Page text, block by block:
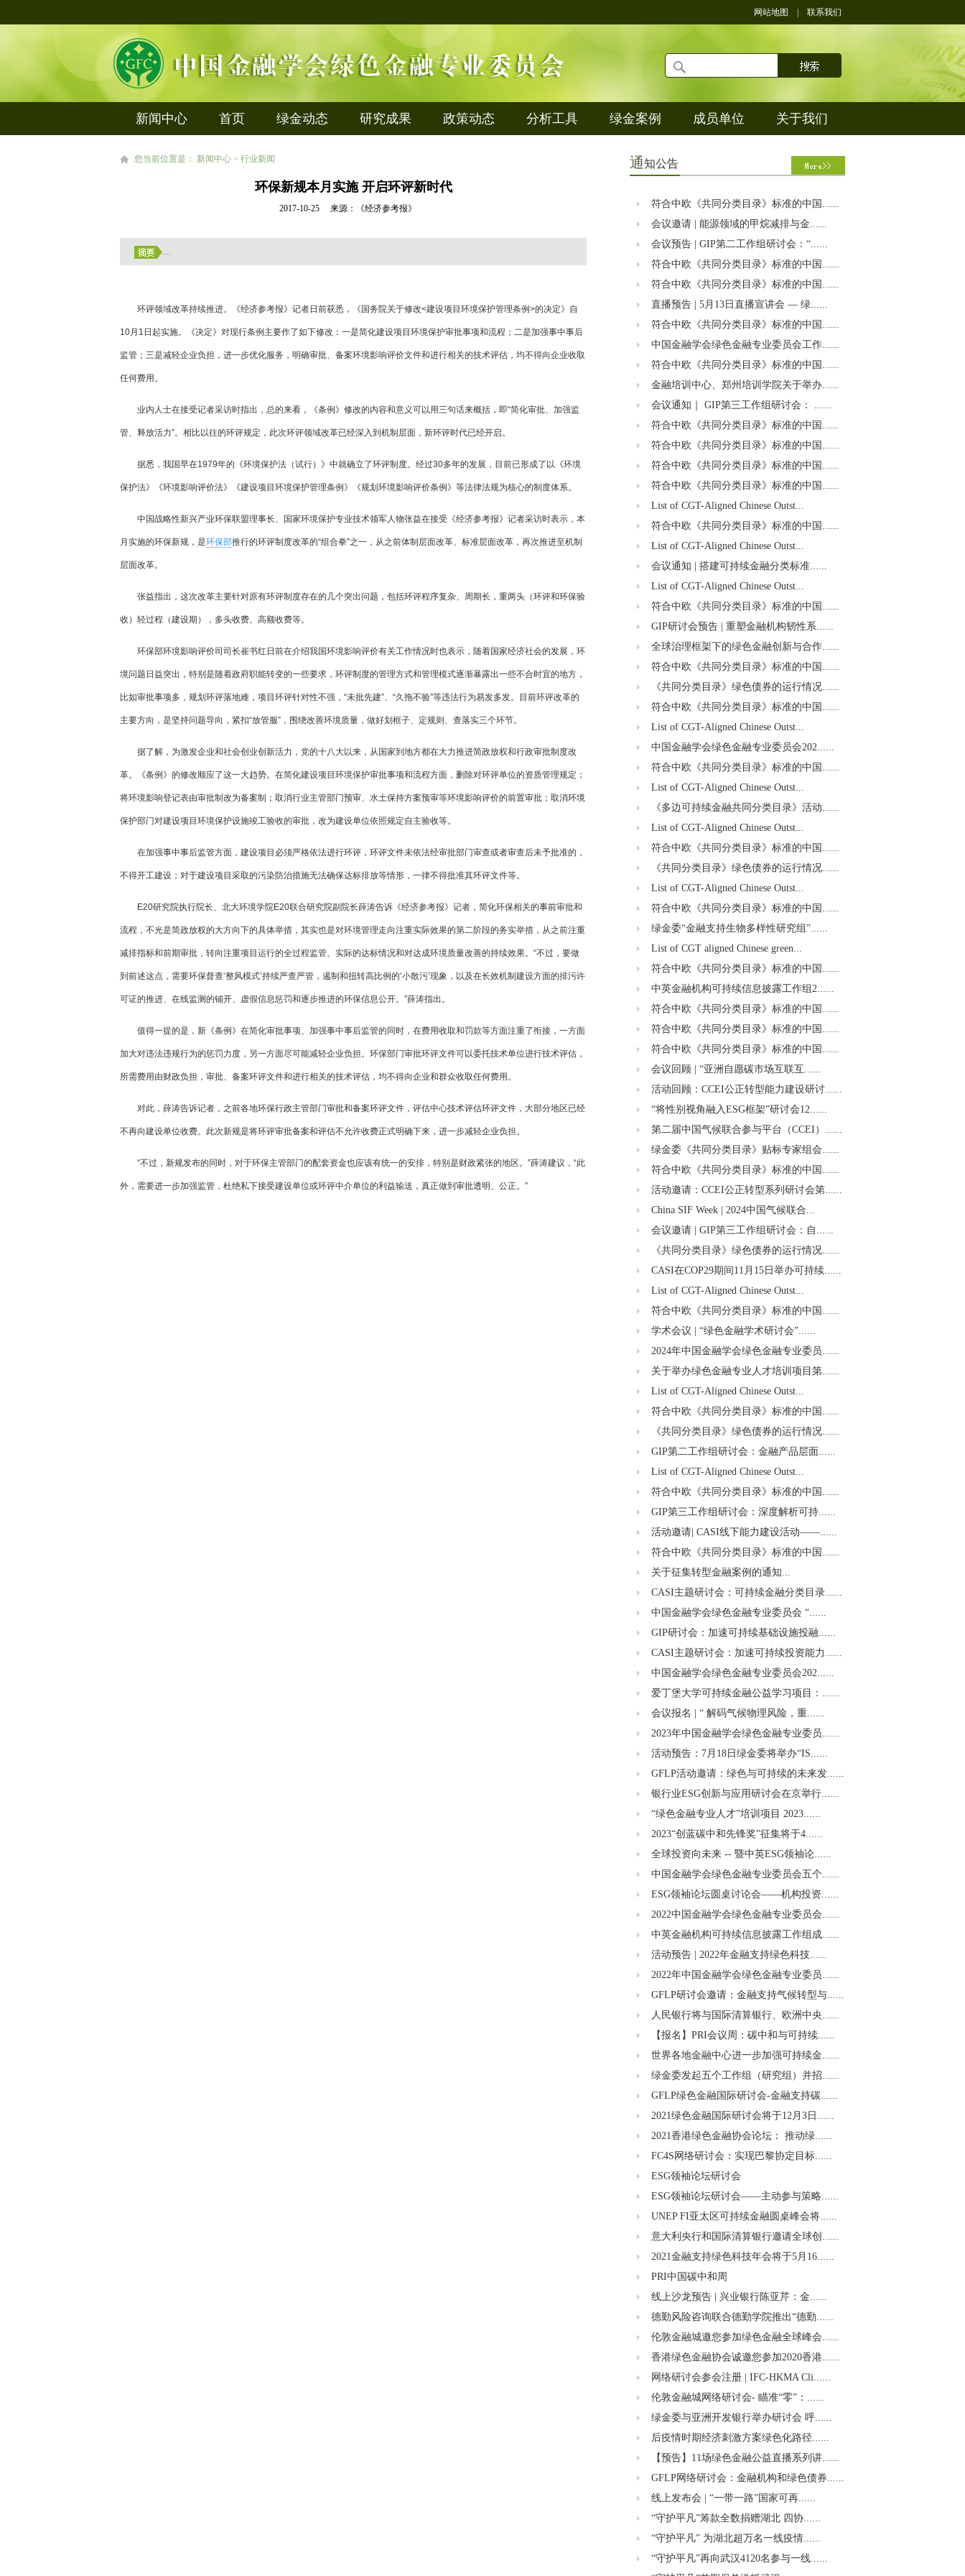
网站地图 联系我们
新闻中心 首页 绿金动态 研究成果 政策动态 分析工具 绿金案例 成员单位 关于我们
您当前位置是： 新闻中心 > 行业新闻
环保新规本月实施 开启环评新时代
2017-10-25 来源：《经济参考报》
....
环评领域改革持续推进。《经济参考报》记者日前获悉，《国务院关于修改<建设项目环境保护管理条例>的决定》自
10月1日起实施。《决定》对现行条例主要作了如下修改：一是简化建设项目环境保护审批事项和流程；二是加强事中事后
监管；三是减轻企业负担，进一步优化服务，明确审批、备案环境影响评价文件和进行相关的技术评估，均不得向企业收取
任何费用。
业内人士在接受记者采访时指出，总的来看，《条例》修改的内容和意义可以用三句话来概括，即“简化审批、加强监
管、释放活力”。相比以往的环评规定，此次环评领域改革已经深入到机制层面，新环评时代已经开启。
据悉，我国早在1979年的《环境保护法（试行）》中就确立了环评制度。经过30多年的发展，目前已形成了以《环境
保护法》《环境影响评价法》《建设项目环境保护管理条例》《规划环境影响评价条例》等法律法规为核心的制度体系。
中国战略性新兴产业环保联盟理事长、国家环境保护专业技术领军人物张益在接受《经济参考报》记者采访时表示，本
月实施的环保新规，是环保部推行的环评制度改革的“组合拳”之一，从之前体制层面改革、标准层面改革，再次推进至机制
层面改革。
张益指出，这次改革主要针对原有环评制度存在的几个突出问题，包括环评程序复杂、周期长，重两头（环评和环保验
收）轻过程（建设期），多头收费、高额收费等。
环保部环境影响评价司司长崔书红日前在介绍我国环境影响评价有关工作情况时也表示，随着国家经济社会的发展，环
境问题日益突出，特别是随着政府职能转变的一些要求，环评制度的管理方式和管理模式逐渐暴露出一些不合时宜的地方，
比如审批事项多，规划环评落地难，项目环评针对性不强，“未批先建”、“久拖不验”等违法行为易发多发。目前环评改革的
主要方向，是坚持问题导向，紧扣“放管服”，围绕改善环境质量，做好划框子、定规则、查落实三个环节。
据了解，为激发企业和社会创业创新活力，党的十八大以来，从国家到地方都在大力推进简政放权和行政审批制度改
革。《条例》的修改顺应了这一大趋势。在简化建设项目环境保护审批事项和流程方面，删除对环评单位的资质管理规定；
将环境影响登记表由审批制改为备案制；取消行业主管部门预审、水土保持方案预审等环境影响评价的前置审批；取消环境
保护部门对建设项目环境保护设施竣工验收的审批，改为建设单位依照规定自主验收等。
在加强事中事后监管方面，建设项目必须严格依法进行环评，环评文件未依法经审批部门审查或者审查后未予批准的，
不得开工建设；对于建设项目采取的污染防治措施无法确保达标排放等情形，一律不得批准其环评文件等。
E20研究院执行院长、北大环境学院E20联合研究院副院长薛涛告诉《经济参考报》记者，简化环保相关的事前审批和
流程，不光是简政放权的大方向下的具体举措，其实也是对环境管理走向注重实际效果的第二阶段的务实举措，从之前注重
减排指标和前期审批，转向注重项目运行的全过程监管、实际的达标情况和对达成环境质量改善的持续效果。“不过，要做
到前述这点，需要环保督查‘整风模式’持续严查严管，遏制和扭转高比例的‘小散污’现象，以及在长效机制建设方面的排污许
可证的推进、在线监测的铺开、虚假信息惩罚和逐步推进的环保信息公开。”薛涛指出。
值得一提的是，新《条例》在简化审批事项、加强事中事后监管的同时，在费用收取和罚款等方面注重了衔接，一方面
加大对违法违规行为的惩罚力度，另一方面尽可能减轻企业负担。环保部门审批环评文件可以委托技术单位进行技术评估，
所需费用由财政负担，审批、备案环评文件和进行相关的技术评估，均不得向企业和群众收取任何费用。
对此，薛涛告诉记者，之前各地环保行政主管部门审批和备案环评文件，评估中心技术评估环评文件，大部分地区已经
不再向建设单位收费。此次新规是将环评审批备案和评估不允许收费正式明确下来，进一步减轻企业负担。
“不过，新规发布的同时，对于环保主管部门的配套资金也应该有统一的安排，特别是财政紧张的地区。”薛涛建议，“此
外，需要进一步加强监管，杜绝私下接受建设单位或环评中介单位的利益输送，真正做到审批透明、公正。”
通知公告
符合中欧《共同分类目录》标准的中国......
会议邀请 | 能源领域的甲烷减排与金......
会议预告 | GIP第二工作组研讨会：“......
符合中欧《共同分类目录》标准的中国......
符合中欧《共同分类目录》标准的中国......
直播预告 | 5月13日直播宣讲会 — 绿......
符合中欧《共同分类目录》标准的中国......
中国金融学会绿色金融专业委员会工作......
符合中欧《共同分类目录》标准的中国......
金融培训中心、郑州培训学院关于举办......
会议通知｜ GIP第三工作组研讨会： ......
符合中欧《共同分类目录》标准的中国......
符合中欧《共同分类目录》标准的中国......
符合中欧《共同分类目录》标准的中国......
符合中欧《共同分类目录》标准的中国......
List of CGT-Aligned Chinese Outst...
符合中欧《共同分类目录》标准的中国......
List of CGT-Aligned Chinese Outst...
会议通知 | 搭建可持续金融分类标准......
List of CGT-Aligned Chinese Outst...
符合中欧《共同分类目录》标准的中国......
GIP研讨会预告 | 重塑金融机构韧性系......
全球治理框架下的绿色金融创新与合作......
符合中欧《共同分类目录》标准的中国......
《共同分类目录》绿色债券的运行情况......
符合中欧《共同分类目录》标准的中国......
List of CGT-Aligned Chinese Outst...
中国金融学会绿色金融专业委员会202......
符合中欧《共同分类目录》标准的中国......
List of CGT-Aligned Chinese Outst...
《多边可持续金融共同分类目录》活动......
List of CGT-Aligned Chinese Outst...
符合中欧《共同分类目录》标准的中国......
《共同分类目录》绿色债券的运行情况......
List of CGT-Aligned Chinese Outst...
符合中欧《共同分类目录》标准的中国......
绿金委“金融支持生物多样性研究组”......
List of CGT aligned Chinese green...
符合中欧《共同分类目录》标准的中国......
中英金融机构可持续信息披露工作组2......
符合中欧《共同分类目录》标准的中国......
符合中欧《共同分类目录》标准的中国......
符合中欧《共同分类目录》标准的中国......
会议回顾 | “亚洲自愿碳市场互联互......
活动回顾：CCEI公正转型能力建设研讨......
“将性别视角融入ESG框架”研讨会12......
第二届中国气候联合参与平台（CCEI）......
绿金委《共同分类目录》贴标专家组会......
符合中欧《共同分类目录》标准的中国......
活动邀请：CCEI公正转型系列研讨会第......
China SIF Week | 2024中国气候联合...
会议邀请 | GIP第三工作组研讨会：自......
《共同分类目录》绿色债券的运行情况......
CASI在COP29期间11月15日举办可持续......
List of CGT-Aligned Chinese Outst...
符合中欧《共同分类目录》标准的中国......
学术会议 | “绿色金融学术研讨会”......
2024年中国金融学会绿色金融专业委员......
关于举办绿色金融专业人才培训项目第......
List of CGT-Aligned Chinese Outst...
符合中欧《共同分类目录》标准的中国......
《共同分类目录》绿色债券的运行情况......
GIP第二工作组研讨会：金融产品层面......
List of CGT-Aligned Chinese Outst...
符合中欧《共同分类目录》标准的中国......
GIP第三工作组研讨会：深度解析可持......
活动邀请| CASI线下能力建设活动——......
符合中欧《共同分类目录》标准的中国......
关于征集转型金融案例的通知...
CASI主题研讨会：可持续金融分类目录......
中国金融学会绿色金融专业委员会 “......
GIP研讨会：加速可持续基础设施投融......
CASI主题研讨会：加速可持续投资能力......
中国金融学会绿色金融专业委员会202......
爱丁堡大学可持续金融公益学习项目：......
会议报名 | “ 解码气候物理风险，重......
2023年中国金融学会绿色金融专业委员......
活动预告：7月18日绿金委将举办“IS......
GFLP活动邀请：绿色与可持续的未来发......
银行业ESG创新与应用研讨会在京举行......
“绿色金融专业人才”培训项目 2023......
2023“创蓝碳中和先锋奖”征集将于4......
全球投资向未来 -- 暨中英ESG领袖论......
中国金融学会绿色金融专业委员会五个......
ESG领袖论坛圆桌讨论会——机构投资......
2022中国金融学会绿色金融专业委员会......
中英金融机构可持续信息披露工作组成......
活动预告 | 2022年金融支持绿色科技......
2022年中国金融学会绿色金融专业委员......
GFLP研讨会邀请：金融支持气候转型与......
人民银行将与国际清算银行、欧洲中央......
【报名】PRI会议周：碳中和与可持续......
世界各地金融中心进一步加强可持续金......
绿金委发起五个工作组（研究组）并招......
GFLP绿色金融国际研讨会-金融支持碳......
2021绿色金融国际研讨会将于12月3日......
2021香港绿色金融协会论坛： 推动绿......
​FC4S网络研讨会：实现巴黎协定目标......
ESG领袖论坛研讨会
ESG领袖论坛研讨会——主动参与策略......
UNEP FI亚太区可持续金融圆桌峰会将......
意大利央行和国际清算银行邀请全球创......
2021金融支持绿色科技年会将于5月16......
PRI中国碳中和周
线上沙龙预告 | 兴业银行陈亚芹：金......
德勤风险咨询联合德勤学院推出“德勤......
伦敦金融城邀您参加绿色金融全球峰会......
香港绿色金融协会诚邀您参加2020香港......
网络研讨会参会注册 | IFC-HKMA Cli......
伦敦金融城网络研讨会- 瞄准“零”：......
绿金委与亚洲开发银行举办研讨会 呼......
后疫情时期经济刺激方案绿色化路径......
【预告】11场绿色金融公益直播系列讲......
GFLP网络研讨会：金融机构和绿色债券......
线上发布会 | “一带一路”国家可再......
“守护平凡”筹款全数捐赠湖北 四协......
“守护平凡” 为湖北超万名一线疫情......
“守护平凡”再向武汉4120名参与一线......